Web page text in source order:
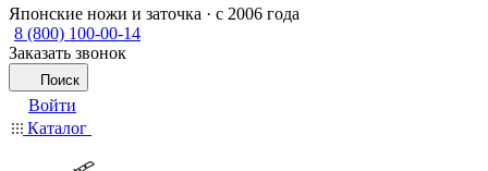
Японские ножи и заточка · с 2006 года
8 (800) 100-00-14
Заказать звонок
Поиск
Войти
Каталог